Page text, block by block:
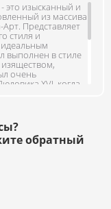
это изысканный и
из массива
Представляет
стиля и
идеальным
выполнен в стиле
очень
XVI, когда
из дерева,
цвета
древесину и
лаком.
Снежно белый
внимание, что
от просмотра в
обратный